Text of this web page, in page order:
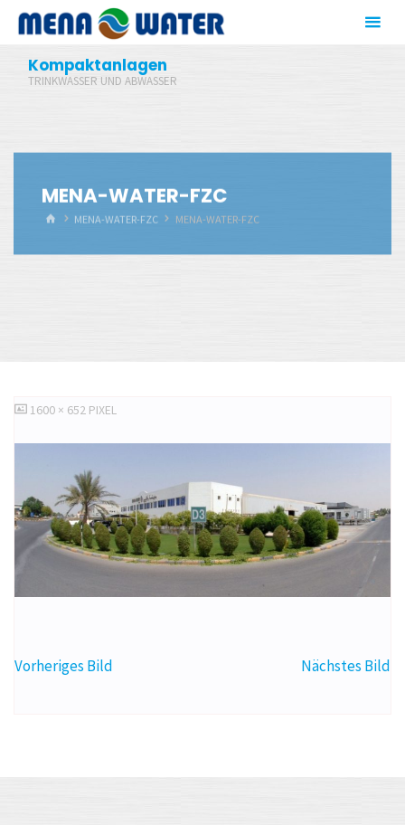
Zum
Inhalt
springenKompaktanlagen
TRINKWASSER UND ABWASSER
MENA-WATER-FZC
STARTMENA-WATER-FZC MENA-WATER-FZC
ORIGINALGRÖSSE
1600 × 652 PIXEL
Vorheriges Bild Nächstes Bild